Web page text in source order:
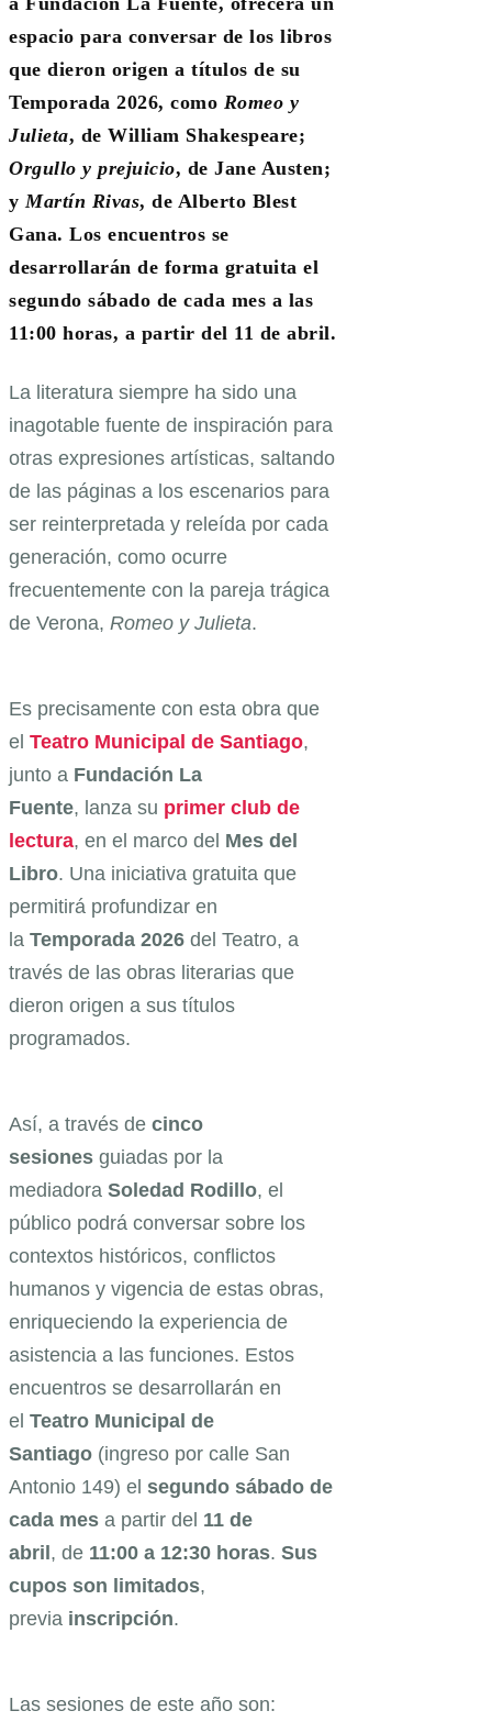
espacio para conversar de los libros
que dieron origen a títulos de su
Temporada 2026, como Romeo y
Julieta, de William Shakespeare;
Orgullo y prejuicio, de Jane Austen;
y Martín Rivas, de Alberto Blest
Gana. Los encuentros se
desarrollarán de forma gratuita el
segundo sábado de cada mes a las
11:00 horas, a partir del 11 de abril.
La literatura siempre ha sido una
inagotable fuente de inspiración para
otras expresiones artísticas, saltando
de las páginas a los escenarios para
ser reinterpretada y releída por cada
generación, como ocurre
frecuentemente con la pareja trágica
de Verona, Romeo y Julieta.
Es precisamente con esta obra que
el Teatro Municipal de Santiago,
junto a Fundación La
Fuente, lanza su primer club de
lectura, en el marco del Mes del
Libro. Una iniciativa gratuita que
permitirá profundizar en
la Temporada 2026 del Teatro, a
través de las obras literarias que
dieron origen a sus títulos
programados.
Así, a través de cinco
sesiones guiadas por la
mediadora Soledad Rodillo, el
público podrá conversar sobre los
contextos históricos, conflictos
humanos y vigencia de estas obras,
enriqueciendo la experiencia de
asistencia a las funciones. Estos
encuentros se desarrollarán en
el Teatro Municipal de
Santiago (ingreso por calle San
Antonio 149) el segundo sábado de
cada mes a partir del 11 de
abril, de 11:00 a 12:30 horas. Sus
cupos son limitados,
previa inscripción.
Las sesiones de este año son: